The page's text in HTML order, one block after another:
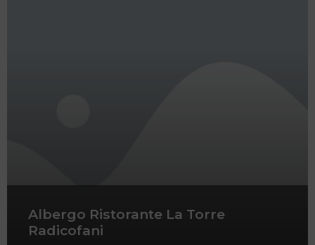
Albergo Ristorante La Torre
Radicofani